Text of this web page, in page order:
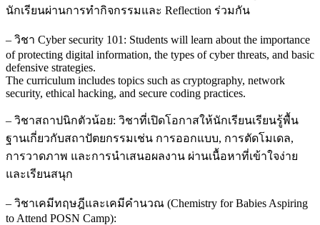
นักเรียนผ่านการทำกิจกรรมและ Reflection ร่วมกัน
– วิชา Cyber security 101: Students will learn about the importance
of protecting digital information, the types of cyber threats, and basic
defensive strategies.
The curriculum includes topics such as cryptography, network
security, ethical hacking, and secure coding practices.
– วิชาสถาปนิกตัวน้อย: วิชาที่เปิดโอกาสให้นักเรียนเรียนรู้พื้น
ฐานเกี่ยวกับสถาปัตยกรรมเช่น การออกแบบ, การตัดโมเดล,
การวาดภาพ และการนำเสนอผลงาน ผ่านเนื้อหาที่เข้าใจง่าย
และเรียนสนุก
– วิชาเคมีทฤษฎีและเคมีคำนวณ (Chemistry for Babies Aspiring
to Attend POSN Camp):